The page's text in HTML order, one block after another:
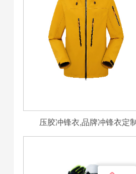
压胶冲锋衣,品牌冲锋衣定